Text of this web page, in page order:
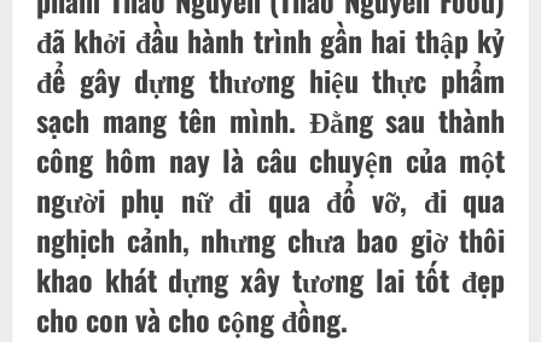
đã khởi đầu hành trình gần hai thập kỷ
để gây dựng thương hiệu thực phẩm
sạch mang tên mình. Đằng sau thành
công hôm nay là câu chuyện của một
người phụ nữ đi qua đổ vỡ, đi qua
nghịch cảnh, nhưng chưa bao giờ thôi
khao khát dựng xây tương lai tốt đẹp
cho con và cho cộng đồng.